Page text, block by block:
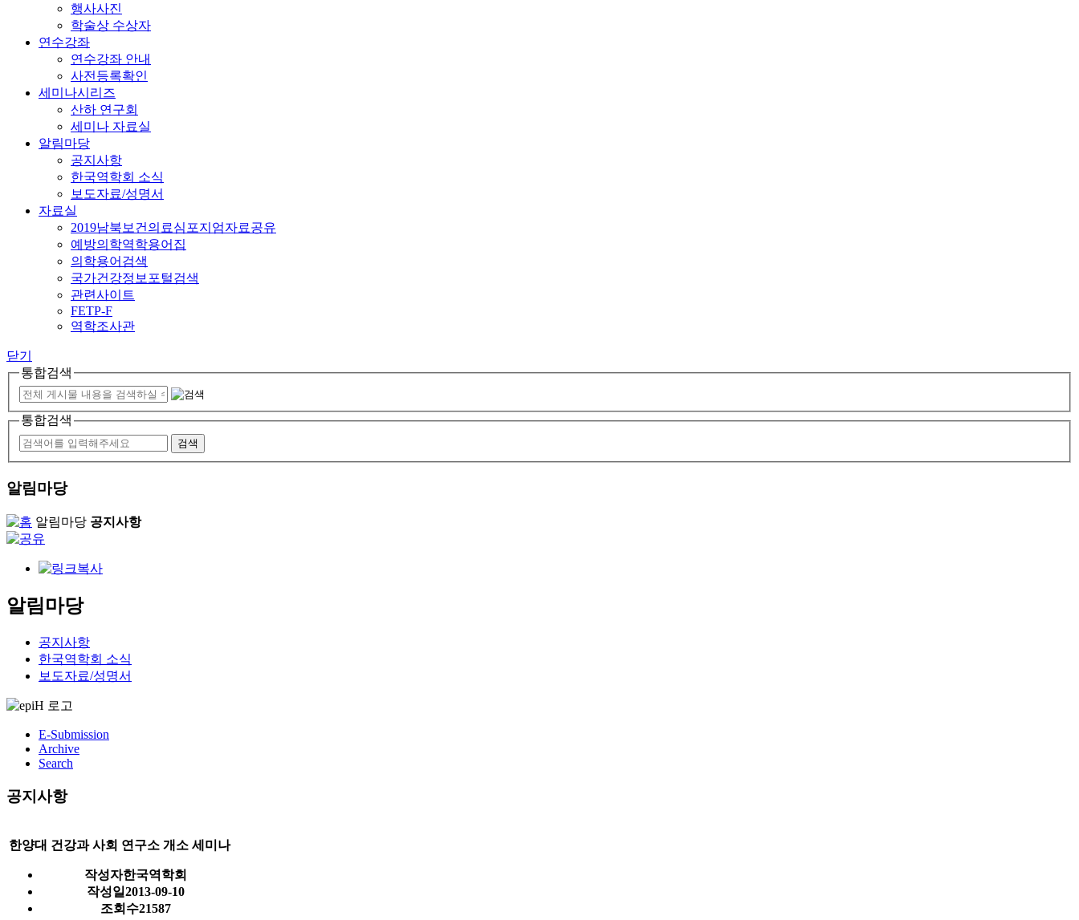
행사사진
학술상 수상자
연수강좌
연수강좌 안내
사전등록확인
세미나시리즈
산하 연구회
세미나 자료실
알림마당
공지사항
한국역학회 소식
보도자료/성명서
자료실
2019남북보건의료심포지엄자료공유
예방의학역학용어집
의학용어검색
국가건강정보포털검색
관련사이트
FETP-F
역학조사관
닫기
통합검색
통합검색
알림마당
알림마당 공지사항
알림마당
공지사항
한국역학회 소식
보도자료/성명서
E-Submission
Archive
Search
공지사항
한양대 건강과 사회 연구소 개소 세미나
작성자한국역학회
작성일2013-09-10
조회수21587